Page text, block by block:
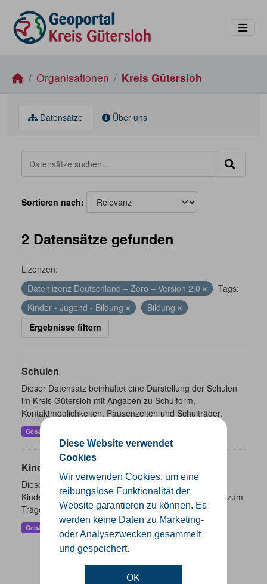
Diese Website verwendet
Cookies
Wir verwenden Cookies, um eine
reibungslose Funktionalität der
Website garantieren zu können. Es
werden keine Daten zu Marketing-
oder Analysezwecken gesammelt
und gespeichert.
OK
Organisationen Kreis Gütersloh
Datensätze Über uns
Sortieren nach
2 Datensätze gefunden
Lizenzen:
Datenlizenz Deutschland – Zero – Version 2.0
Tags:
Kinder - Jugend - Bildung
Bildung
Ergebnisse filtern
Schulen
Dieser Datensatz beinhaltet eine Darstellung der Schulen
im Kreis Gütersloh mit Angaben zu Schulform,
Kontaktmöglichkeiten, Pausenzeiten und Schulträger.
GeoJSON
Kindertageseinrichtungen
Dieser Datensatz beinhaltet die Darstellung der
Kindertagesstätten im Kreis Gütersloh sowie Angaben zum
Träger und Kontaktinformationen.
GeoJSON